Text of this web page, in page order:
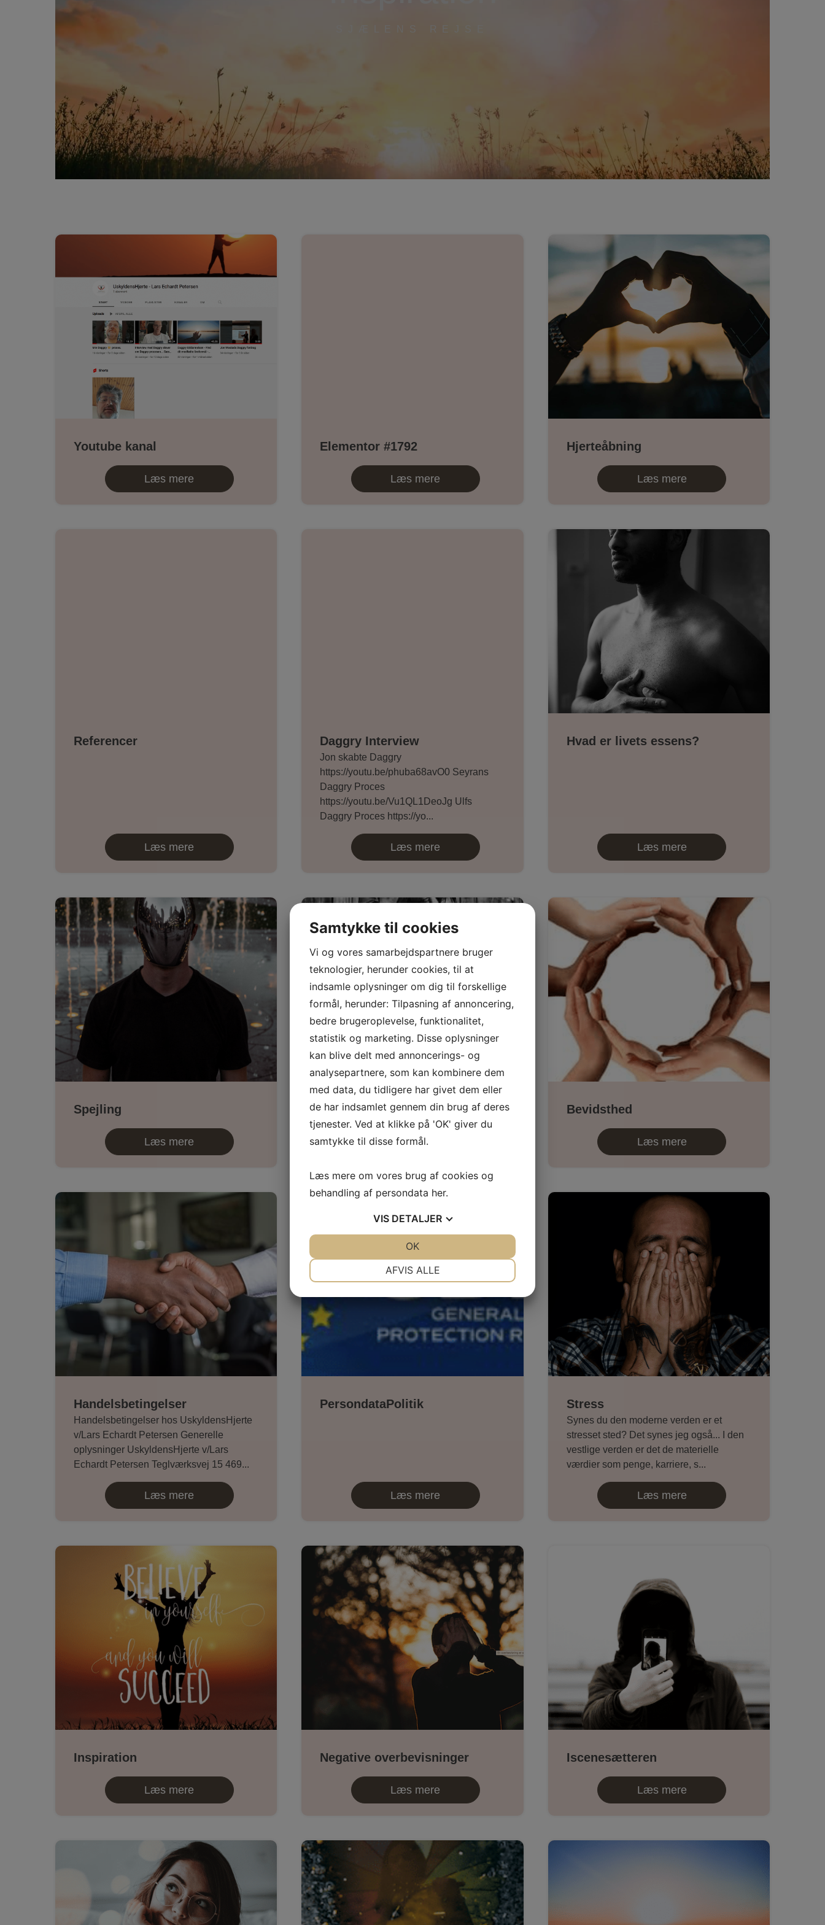
SJÆLENS REJSE
Youtube kanal
Læs mere
Elementor #1792
Læs mere
Hjerteåbning
Læs mere
Referencer
Læs mere
Daggry Interview
Jon skabte Daggry
https://youtu.be/phuba68avO0 Seyrans
Daggry Proces
https://youtu.be/Vu1QL1DeoJg Ulfs
Daggry Proces https://yo...
Læs mere
Hvad er livets essens?
Læs mere
Spejling
Læs mere
Dans
Læs mere
Bevidsthed
Læs mere
Handelsbetingelser
Handelsbetingelser hos UskyldensHjerte
v/Lars Echardt Petersen Generelle
oplysninger UskyldensHjerte v/Lars
Echardt Petersen Teglværksvej 15 469...
Læs mere
PersondataPolitik
Læs mere
Stress
Synes du den moderne verden er et
stresset sted? Det synes jeg også... I den
vestlige verden er det de materielle
værdier som penge, karriere, s...
Læs mere
Inspiration
Læs mere
Negative overbevisninger
Læs mere
Iscenesætteren
Læs mere
Samtykke til cookies
Vi og vores samarbejdspartnere bruger
teknologier, herunder cookies, til at
indsamle oplysninger om dig til forskellige
formål, herunder: Tilpasning af annoncering,
bedre brugeroplevelse, funktionalitet,
statistik og marketing. Disse oplysninger
kan blive delt med annoncerings- og
analysepartnere, som kan kombinere dem
med data, du tidligere har givet dem eller
de har indsamlet gennem din brug af deres
tjenester. Ved at klikke på 'OK' giver du
samtykke til disse formål.
Læs mere om vores brug af cookies og
behandling af persondata her.
VIS DETALJER
STATISTIK
AFVIS ALLE
OK